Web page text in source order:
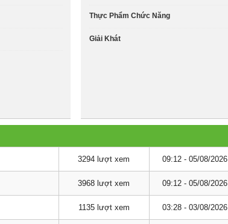
Thực Phẩm Chức Năng
Giải Khát
3294 lượt xem 09:12 - 05/08/2026
3968 lượt xem 09:12 - 05/08/2026
1135 lượt xem 03:28 - 03/08/2026